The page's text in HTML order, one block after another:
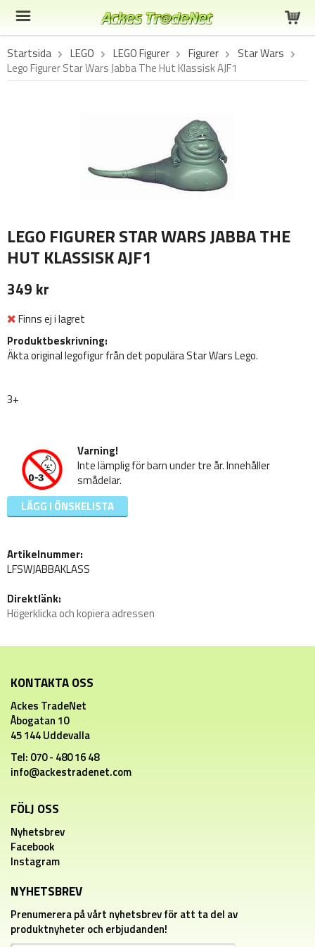
Startsida LEGO LEGO Figurer Figurer
Star Wars
Lego Figurer Star Wars Jabba The Hut Klassisk AJF1
LEGO FIGURER STAR WARS JABBA THE
HUT KLASSISK AJF1
349 kr
Finns ej i lagret
Produktbeskrivning:
Äkta original legofigur från det populära Star Wars Lego.
3+
Varning!
Inte lämplig för barn under tre år. Innehåller
smådelar.
LÄGG I ÖNSKELISTA
Artikelnummer:
LFSWJABBAKLASS
Direktlänk:
Högerklicka och kopiera adressen
KONTAKTA OSS
Ackes TradeNet
Åbogatan 10
45 144 Uddevalla
Tel: 070 - 480 16 48
info@ackestradenet.com
FÖLJ OSS
Nyhetsbrev
Facebook
Instagram
NYHETSBREV
Prenumerera på vårt nyhetsbrev för att ta del av
produktnyheter och erbjudanden!